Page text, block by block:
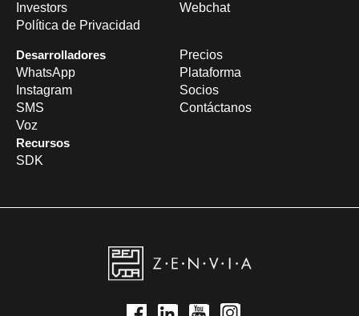
Investors
Política de Privacidad
Webchat
Desarrolladores
WhatsApp
Instagram
SMS
Voz
Recursos
SDK
Precios
Plataforma
Socios
Contáctanos